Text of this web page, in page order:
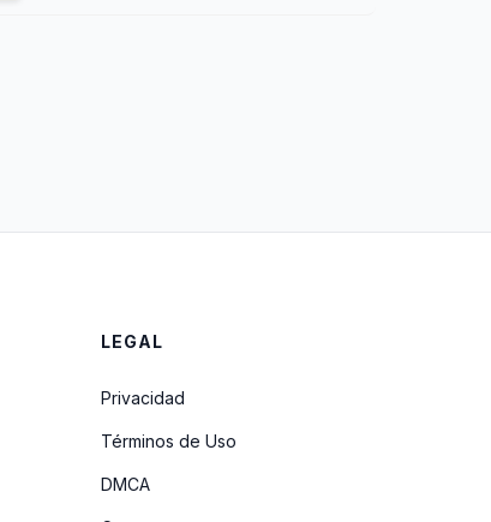
LEGAL
Privacidad
Términos de Uso
DMCA